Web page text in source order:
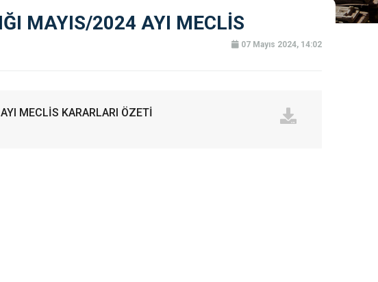
MAYIS/2024 AYI MECLİS
07 Mayıs 2024, 14:02
MECLİS KARARLARI ÖZETİ